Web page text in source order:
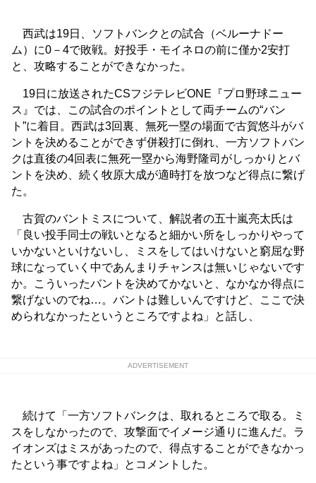
西武は19日、ソフトバンクとの試合（ベルーナドー
ム）に0－4で敗戦。好投手・モイネロの前に僅か2安打
と、攻略することができなかった。
19日に放送されたCSフジテレビONE『プロ野球ニュー
ス』では、この試合のポイントとして両チームの“バン
ト”に着目。西武は3回裏、無死一塁の場面で古賀悠斗がバ
ントを決めることができず併殺打に倒れ、一方ソフトバン
クは直後の4回表に無死一塁から海野隆司がしっかりとバ
ントを決め、続く牧原大成が適時打を放つなど得点に繋げ
た。
古賀のバントミスについて、解説者の五十嵐亮太氏は
「良い投手同士の戦いとなると細かい所をしっかりやって
いかないといけないし、ミスをしてはいけないと窮屈な野
球になっていく中であんまりチャンスは無いじゃないです
か。こういったバントを決めてかないと、なかなか得点に
繋げないのでね…。バントは難しいんですけど、ここで決
められなかったというところですよね」と話し、
ADVERTISEMENT
続けて「一方ソフトバンクは、取れるところで取る。ミ
スをしなかったので、攻撃面でイメージ通りに進んだ。ラ
イオンズはミスがあったので、得点することができなかっ
たという事ですよね」とコメントした。